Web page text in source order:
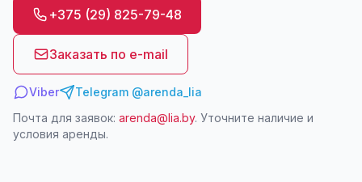
+375 (29) 825-79-48
Заказать по e-mail
Viber
Telegram @arenda_lia
Почта для заявок: arenda@lia.by. Уточните наличие и
условия аренды.